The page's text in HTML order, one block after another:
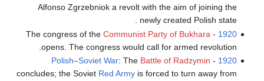
Alfonso Zgrzebniok a revolt with the aim of joining the
newly created Polish state .
1920
- The congress of the
Communist Party of Bukhara
opens. The congress would call for armed revolution.
1920
-
Polish–Soviet War: The Battle of Radzymin
concludes; the Soviet Red Armyis forced to turn away from